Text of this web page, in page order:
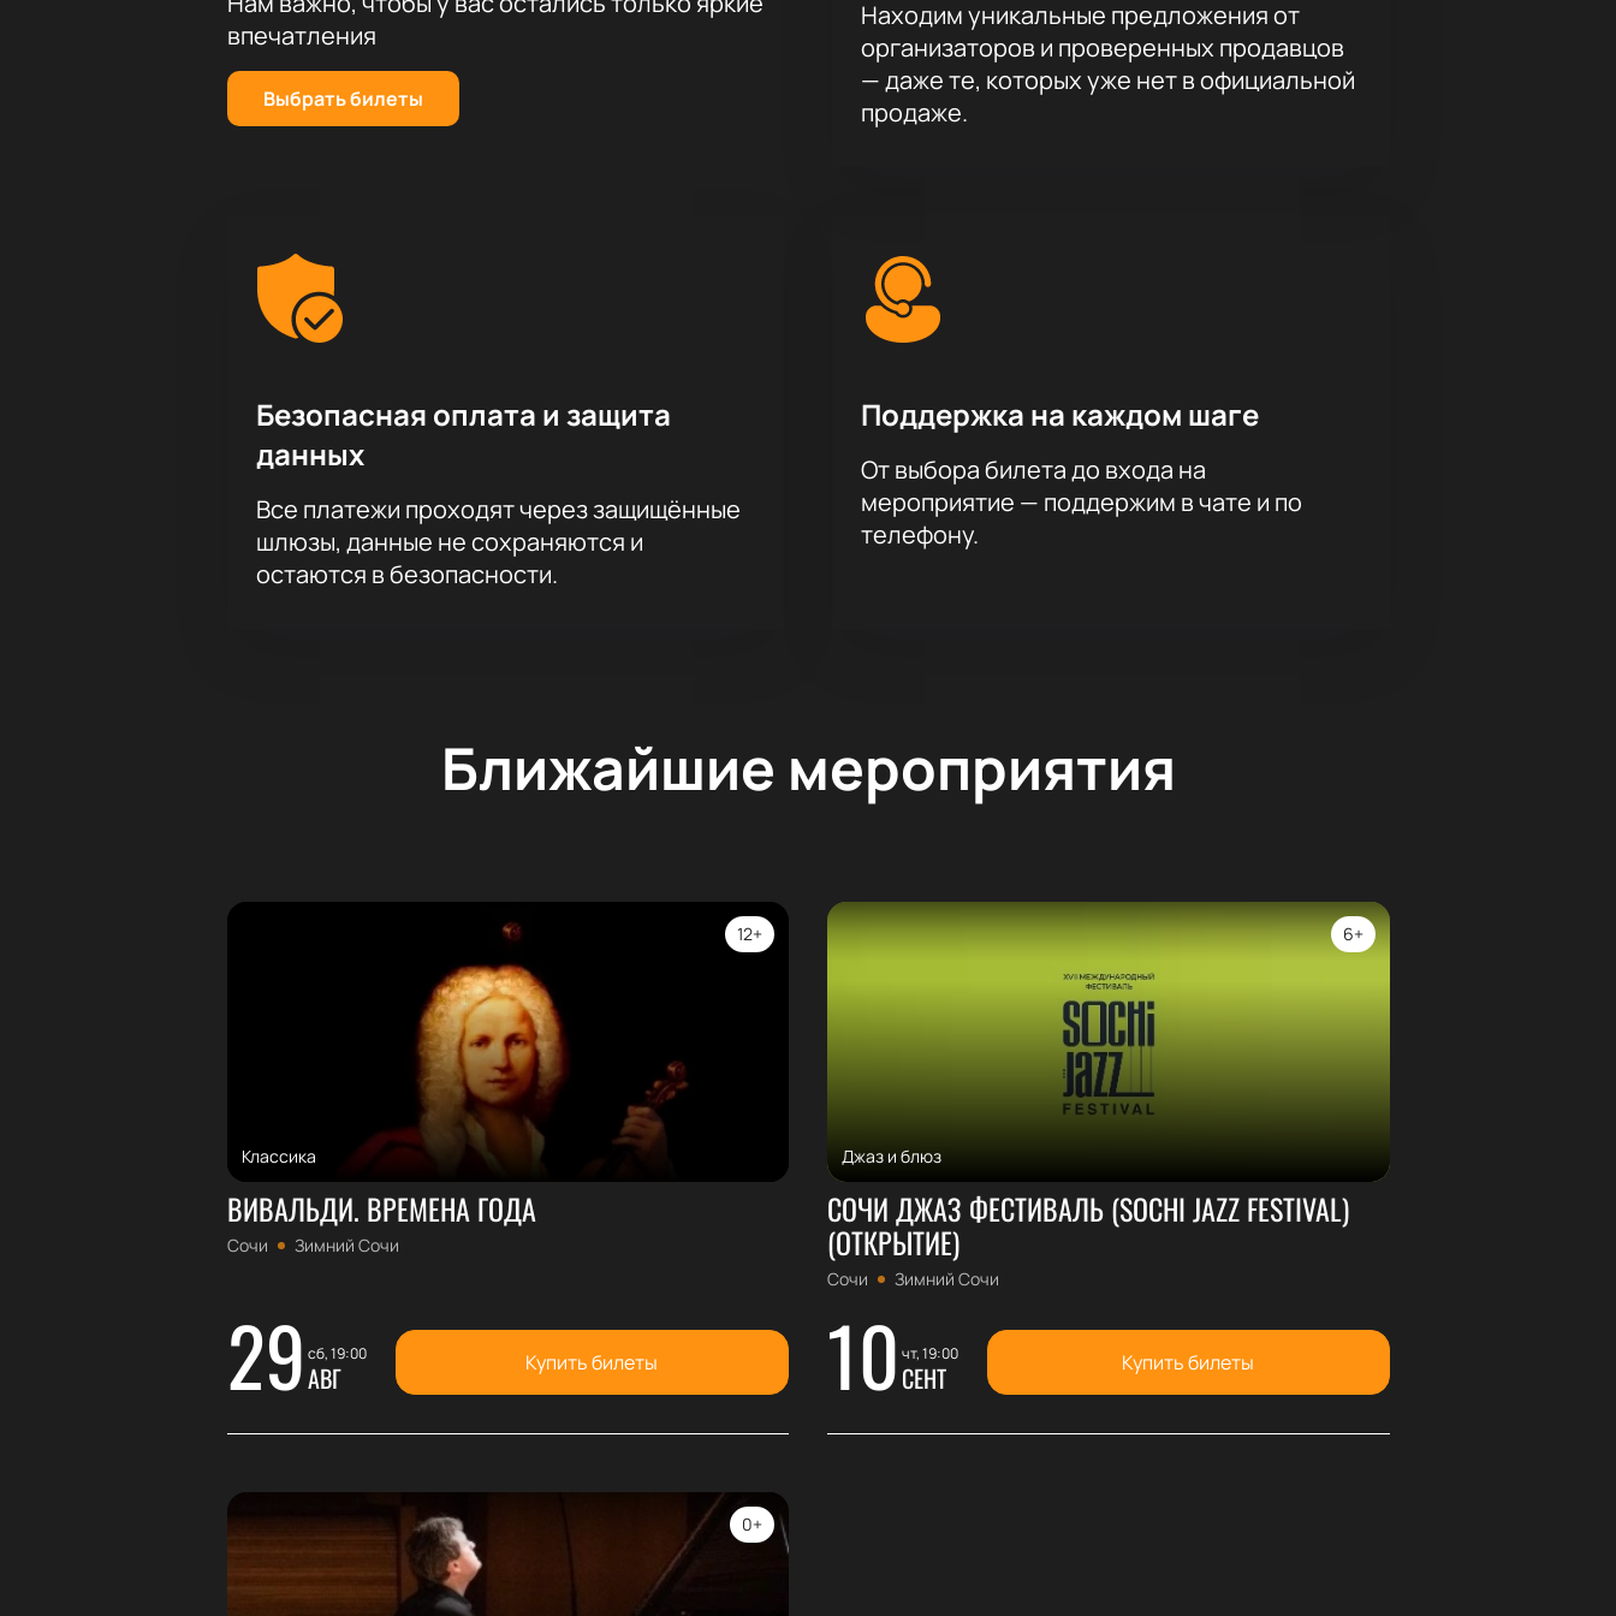
впечатления
Выбрать билеты
Находим уникальные предложения от
организаторов и проверенных продавцов
— даже те, которых уже нет в официальной
продаже.
Безопасная оплата и защита
данных
Все платежи проходят через защищённые
шлюзы, данные не сохраняются и
остаются в безопасности.
Поддержка на каждом шаге
От выбора билета до входа на
мероприятие — поддержим в чате и по
телефону.
Ближайшие мероприятия
Классика
12+
ВИВАЛЬДИ. ВРЕМЕНА ГОДА
Сочи Зимний Сочи
29 сб, 19:00
АВГ Купить билеты
Джаз и блюз
6+
СОЧИ ДЖАЗ ФЕСТИВАЛЬ (SOCHI JAZZ FESTIVAL)
(ОТКРЫТИЕ)
Сочи Зимний Сочи
10 чт, 19:00
СЕНТ Купить билеты
0+